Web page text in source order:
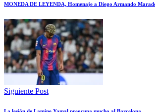
MONEDA DE LEYENDA, Homenaje a Diego Armando
Siguiente Post